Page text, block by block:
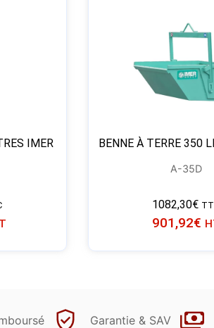
IMER BENNE À TERRE 350
A-35D
1082,30€
901,92€
Garantie & SAV